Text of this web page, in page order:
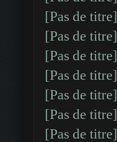
[Pas de titre]
[Pas de titre]
[Pas de titre]
[Pas de titre]
[Pas de titre]
[Pas de titre]
[Pas de titre]